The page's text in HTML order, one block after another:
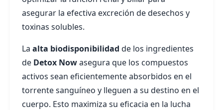
asegurar la efectiva excreción de desechos y
toxinas solubles.
La alta biodisponibilidad de los ingredientes
de Detox Nowasegura que los compuestos
activos sean eficientemente absorbidos en el
torrente sanguíneo y lleguen a su destino en el
cuerpo. Esto maximiza su eficacia en la lucha